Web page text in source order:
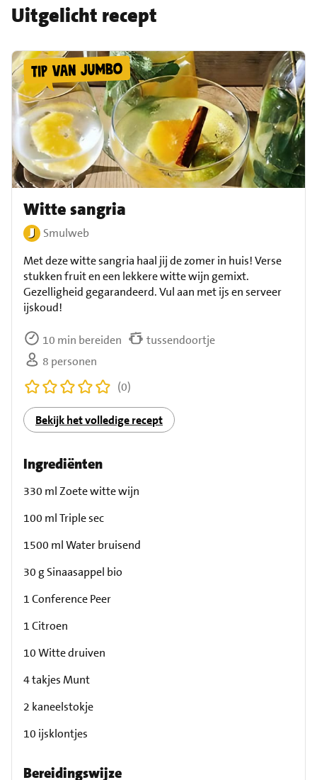
Uitgelicht recept
Witte sangria
Smulweb
Met deze witte sangria haal jij de zomer in huis! Verse
stukken fruit en een lekkere witte wijn gemixt.
Gezelligheid gegarandeerd. Vul aan met ijs en serveer
ijskoud!
10 min bereiden
tussendoortje
8 personen
(0)
Bekijk het volledige recept
Ingrediënten
330 ml Zoete witte wijn
100 ml Triple sec
1500 ml Water bruisend
30 g Sinaasappel bio
1 Conference Peer
1 Citroen
10 Witte druiven
4 takjes Munt
2 kaneelstokje
10 ijsklontjes
Bereidingswijze